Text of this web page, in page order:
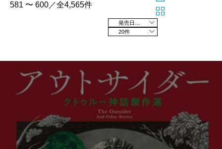
581 〜 600／全4,565件
20件